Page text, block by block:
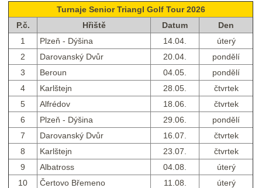
Turnaje Senior Triangl Golf Tour 2026
P.č.
Hřiště Datum
Den
1
Plzeň - Dýšina 14.04.
úterý
2
Darovanský Dvůr 20.04.
pondělí
3
Beroun 04.05.
pondělí
4
Karlštejn 28.05.
čtvrtek
5
Alfrédov 18.06.
čtvrtek
6
Plzeň - Dýšina 29.06.
pondělí
7
Darovanský Dvůr 16.07.
čtvrtek
8
Karlštejn 23.07.
čtvrtek
9
Albatross 04.08.
úterý
10
Čertovo Břemeno 11.08.
úterý